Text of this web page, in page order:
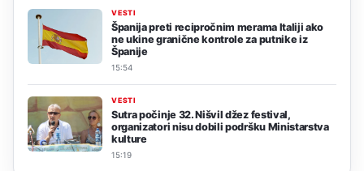
VESTI
Španija preti recipročnim merama Italiji ako
ne ukine granične kontrole za putnike iz
Španije
15:54
VESTI
Sutra počinje 32. Nišvil džez festival,
organizatori nisu dobili podršku Ministarstva
kulture
15:19